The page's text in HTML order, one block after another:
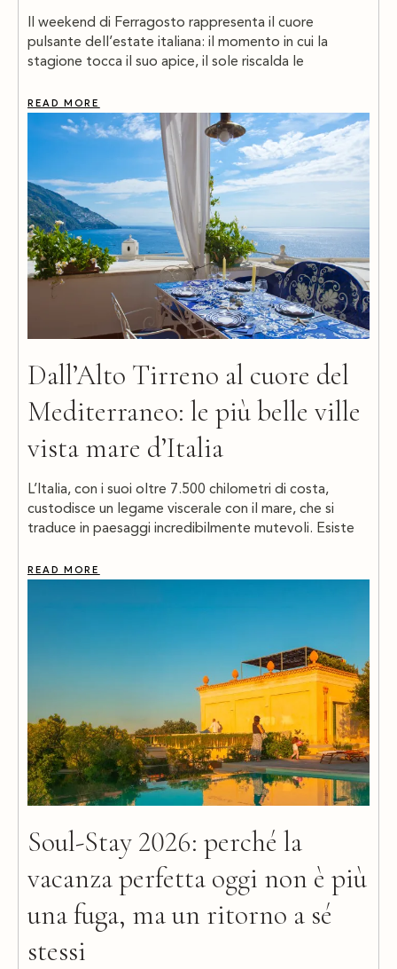
Il weekend di Ferragosto rappresenta il cuore
pulsante dell’estate italiana: il momento in cui la
stagione tocca il suo apice, il sole riscalda le
READ MORE
Dall’Alto Tirreno al cuore del
Mediterraneo: le più belle ville
vista mare d’Italia
L’Italia, con i suoi oltre 7.500 chilometri di costa,
custodisce un legame viscerale con il mare, che si
traduce in paesaggi incredibilmente mutevoli. Esiste
READ MORE
Soul-Stay 2026: perché la
vacanza perfetta oggi non è più
una fuga, ma un ritorno a sé
stessi